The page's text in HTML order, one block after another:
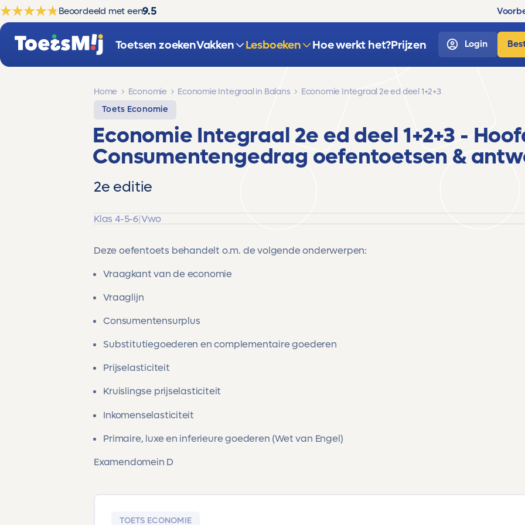
Beoordeeld met een9.5
Toetsen zoekenVakken Lesboeken Hoe werkt het?Prijzen Login
Home Economie Economie Integraal in Balans
Economie Integraal 2e ed deel 1+2+3
Toets Economie
Economie Integraal 2e ed deel 1+2+3 -
Consumentengedrag oefentoetsen &
2e editie
Klas 4-5-6|Vwo
Deze oefentoets behandelt o.m. de volgende onderwerpen:
Vraagkant van de economie
Vraaglijn
Consumentensurplus
Substitutiegoederen en complementaire goederen
Prijselasticiteit
Kruislingse prijselasticiteit
Inkomenselasticiteit
Primaire, luxe en inferieure goederen (Wet van Engel)
Examendomein D
TOETS ECONOMIE